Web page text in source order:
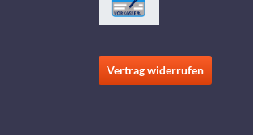
Vertrag widerrufen